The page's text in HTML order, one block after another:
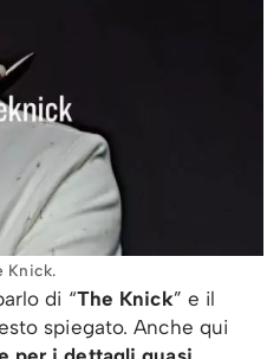
Knick.
di “The Knick” e il
spiegato. Anche qui